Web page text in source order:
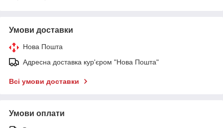
Умови доставки
Нова Пошта
Адресна доставка кур'єром "Нова Пошта"
Всі умови доставки
Умови оплати